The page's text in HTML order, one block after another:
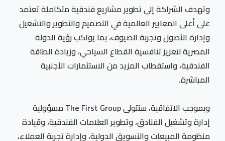
وتهدف الشراكة إلى تطوير مشاريع فندقية متكاملة تعتمد
على أعلى المعايير العالمية في التصميم والتطوير والتشغيل
وإدارة الأصول وتجربة الضيوف، بما يواكب رؤية الدولة
المصرية لتعزيز تنافسية القطاع السياحي، وزيادة الطاقة
الفندقية، واستقطاب المزيد من الاستثمارات الأجنبية
المباشرة.
وبموجب الاتفاقية، ستتولى The First Group مسؤولية
إدارة وتشغيل الفنادق، وتطوير العلامات الفندقية، وقيادة
منظومة المبيعات والتسويق الدولية، وإدارة تجربة العملاء،